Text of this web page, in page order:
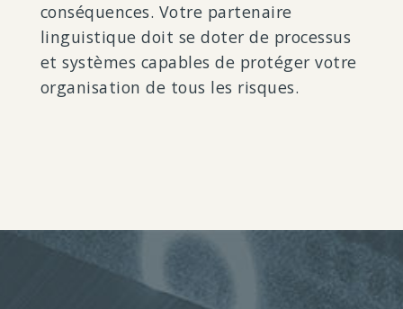
conséquences. Votre partenaire
linguistique doit se doter de processus
et systèmes capables de protéger votre
organisation de tous les risques.